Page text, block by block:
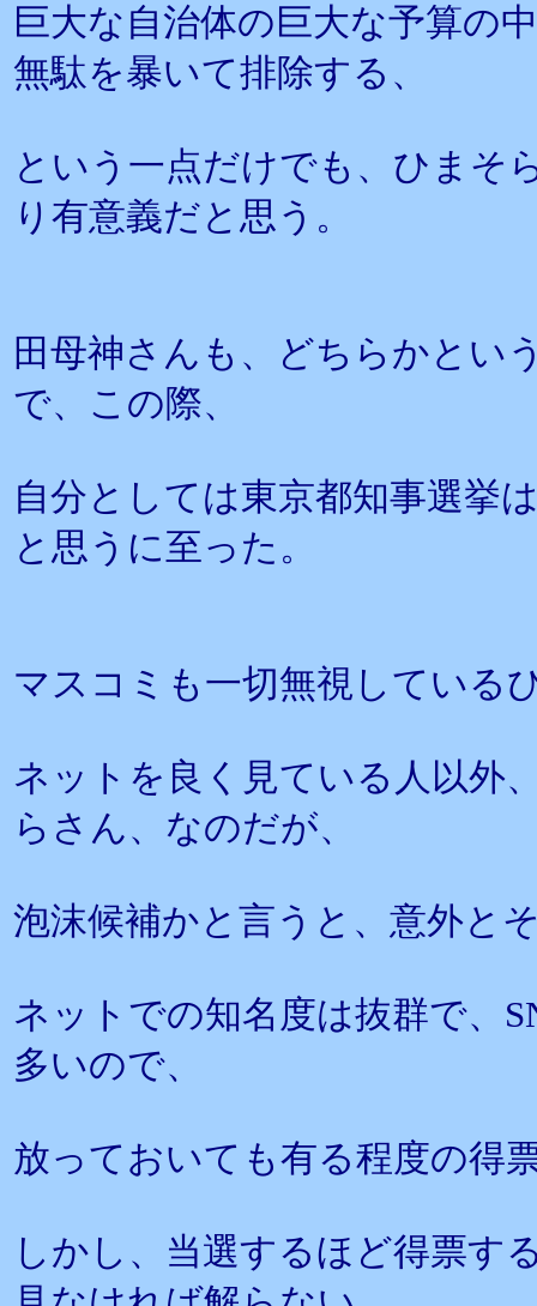
巨大な自治体の巨大な予算の
無駄を暴いて排除する、
という一点だけでも、ひまそ
り有意義だと思う。
田母神さんも、どちらかとい
で、この際、
自分としては東京都知事選挙
と思うに至った。
マスコミも一切無視している
ネットを良く見ている人以外
らさん、なのだが、
泡沫候補かと言うと、意外と
ネットでの知名度は抜群で、
多いので、
放っておいても有る程度の得
しかし、当選するほど得票す